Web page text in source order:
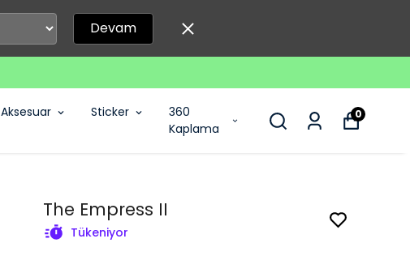
Devam
Aksesuar Sticker
360
Kaplama
0
The Empress II
Tükeniyor